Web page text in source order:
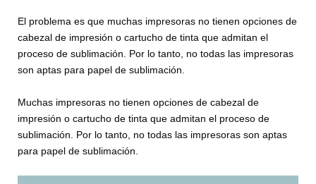
El problema es que muchas impresoras no tienen opciones de
cabezal de impresión o cartucho de tinta que admitan el
proceso de sublimación. Por lo tanto, no todas las impresoras
son aptas para papel de sublimación.
Muchas impresoras no tienen opciones de cabezal de
impresión o cartucho de tinta que admitan el proceso de
sublimación. Por lo tanto, no todas las impresoras son aptas
para papel de sublimación.